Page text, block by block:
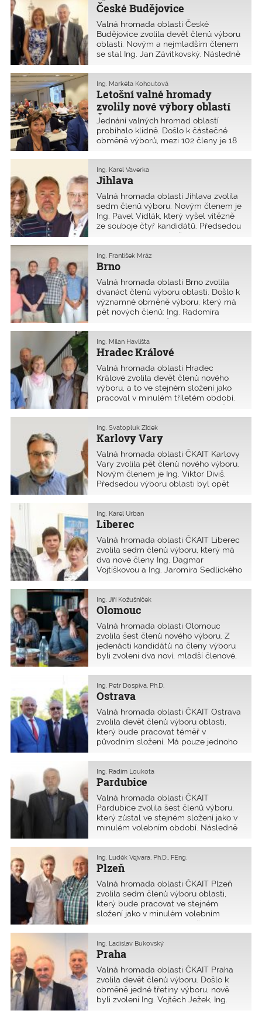
hodin v hotelu Avanti. Celý zápis lze
najít na neveřejné části www.ckait.cz.
České Budějovice
Valná hromada oblasti České
Budějovice zvolila devět členů výboru
oblasti. Novým a nejmladším členem
se stal Ing. Jan Závitkovský. Následně
výboru oblasti Ing. František Hladík,
místopředsedou je i nadále Ing.
František Konečný, Ph.D.
Letošní valné hromady
zvolily nové výbory oblastí
ČKAIT
Ing. Markéta Kohoutová
Jednání valných hromad oblastí
probíhalo klidně. Došlo k částečné
obměně výborů, mezi 102 členy je 18
Jihlava
Ing. Karel Vaverka
Valná hromada oblasti Jihlava zvolila
sedm členů výboru. Novým členem je
Ing. Pavel Vidlák, který vyšel vítězně
ze souboje čtyř kandidátů. Předsedou
výboru oblasti byl opět zvolen Ing.
Karel Vaverka, místopředsedou
zůstává i nadále Bc. Libor Honzárek.
Brno
Ing. František Mráz
Valná hromada oblasti Brno zvolila
dvanáct členů výboru oblasti. Došlo k
významné obměně výboru, který má
pět nových členů: Ing. Radomíra
Hanáka, Ing. Tomáše Jakla, Ing.
Vlastislava Kolečkáře, Ing. Petra
Mičunka a Ing. Ivanu Minářovou.
Následně byl volbou potvrzen ve
profesor Alois Materna,
místopředsedou je i nadále Ing.
František Mráz.
Hradec Králové
Ing. Milan Havlišta
Valná hromada oblasti Hradec
Králové zvolila devět členů nového
výboru, a to ve stejném složení jako
pracoval v minulém tříletém období.
Předsedou výboru oblasti byl opět
zvolen Ing. Milan Havlišta,
místopředsedkyní i nadále zůstává
Ing. Eva Cincibusová.
Karlovy Vary
Ing. Svatopluk Zídek
Valná hromada oblasti ČKAIT Karlovy
Vary zvolila pět členů nového výboru.
Novým členem je Ing. Viktor Diviš.
Předsedou výboru oblasti byl opět
novým místopředsedou je Ing. Martin
Hovorka.
Liberec
Ing. Karel Urban
Valná hromada oblasti ČKAIT Liberec
zvolila sedm členů výboru, který má
dva nové členy Ing. Dagmar
Vojtíškovou a Ing. Jaromíra Sedlického
nadále Ing. Karel Urban, nově
zvolenou místopředsedkyní se stala
Ing. Dagmar Vojtíšková.
Olomouc
Ing. Jiří Kožušníček
Valná hromada oblasti Olomouc
zvolila šest členů nového výboru. Z
jedenácti kandidátů na členy výboru
byli zvoleni dva noví, mladší členové,
Předsedou výboru se stal opět Jiří
Kožušníček, jeho místopředsedou pak
Ing. Michal Majer.
Ostrava
Ing. Petr Dospiva, Ph.D.
Valná hromada oblasti ČKAIT Ostrava
zvolila devět členů výboru oblasti,
který bude pracovat téměř v
původním složení. Má pouze jednoho
nového člena, kterým se stal Ing. Jiří
Kozelský. K zásadnější změně došlo
ve vedení oblasti, neboť minulý
předseda Ing. Svatopluk Bijok již
nechtěl kandidovat. Předsedou oblasti
byl zvolen Ing. Petr Dospiva, Ph.D.,
jeho novým místopředsedou Ing. Petr
Bura.
Pardubice
Ing. Radim Loukota
Valná hromada oblasti ČKAIT
Pardubice zvolila šest členů výboru,
který zůstal ve stejném složení jako v
minulém volebním období. Následně
předsedy výboru oblasti Ing. Radim
Loukota, jeho místopředsedou je opět
Ing. Drahomír Ježek.
Plzeň
Ing. Luděk Vejvara, Ph.D., FEng.
Valná hromada oblasti ČKAIT Plzeň
zvolila sedm členů výboru oblasti,
který bude pracovat ve stejném
složení jako v minulém volebním
období. Předsedou byl opět zvolen
Ing. Luděk Vejvara Ph.D., jeho
místopředsedou je Ing. Aleš Štrunc,
CSc.
Praha
Ing. Ladislav Bukovský
Valná hromada oblasti ČKAIT Praha
zvolila devět členů výboru. Došlo k
obměně jedné třetiny výboru, nově
byli zvoleni Ing. Vojtěch Ježek, Ing.